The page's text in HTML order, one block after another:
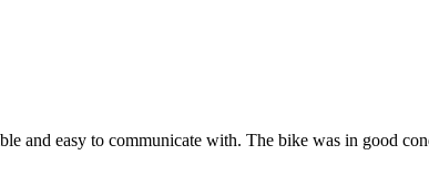
and easy to communicate with. The bike was in good